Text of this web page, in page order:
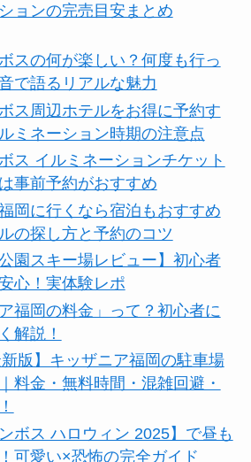
ョンの完売目安まとめ
スの何が楽しい？何度も行っ
で語るリアルな魅力
ス周辺ホテルをお得に予約す
ミネーション時期の注意点
ス イルミネーションチケット
事前予約がおすすめ
岡に行くなら宿泊もおすすめ
の探し方と予約のコツ
園スキー場レビュー】初心者
心！実体験レポ
福岡の料金」って？初心者に
解説！
新版】キッザニア福岡の駐車場
料金・無料時間・混雑回避・
ボス ハロウィン 2025】で昼も
可愛い×恐怖の完全ガイド